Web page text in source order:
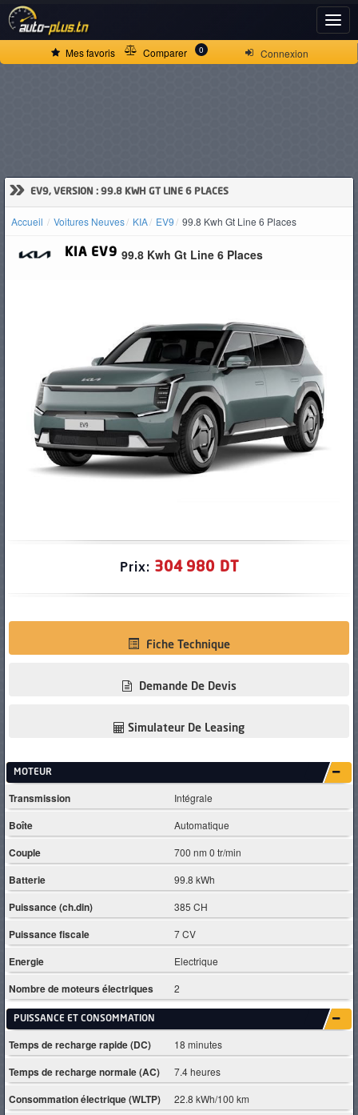
Connexion
Mes favoris Comparer 0
» EV9, VERSION : 99.8 KWH GT LINE 6 PLACES
Accueil Voitures Neuves KIA EV9 99.8 Kwh Gt Line 6 Places
KIA EV9 99.8 Kwh Gt Line 6 Places
Prix: 304 980 DT
Fiche Technique
Demande De Devis
Simulateur De Leasing
MOTEUR
Transmission Intégrale
Boîte Automatique
Couple 700 nm 0 tr/min
Batterie 99.8 kWh
Puissance (ch.din) 385 CH
Puissance fiscale 7 CV
Energie Electrique
Nombre de moteurs électriques 2
PUISSANCE ET CONSOMMATION
Temps de recharge rapide (DC) 18 minutes
Temps de recharge normale (AC) 7.4 heures
Consommation électrique (WLTP) 22.8 kWh/100 km
ACCUEIL
D'OCCASION
PNEUS